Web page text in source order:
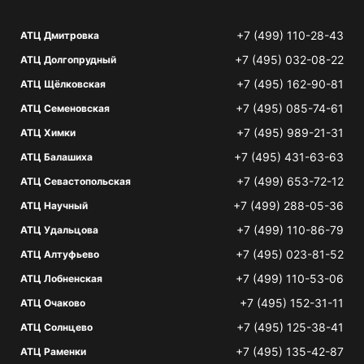
АТЦ Дмитровка +7 (499) 110-28-43
АТЦ Долгопрудный +7 (495) 032-08-22
АТЦ Щёлковская +7 (495) 162-90-81
АТЦ Семеновская +7 (495) 085-74-61
АТЦ Химки +7 (495) 989-21-31
АТЦ Балашиха +7 (495) 431-63-63
АТЦ Севастопольская +7 (499) 653-72-12
АТЦ Научный +7 (499) 288-05-36
АТЦ Удальцова +7 (499) 110-86-79
АТЦ Алтуфьево +7 (495) 023-81-52
АТЦ Лобненская +7 (499) 110-53-06
АТЦ Очаково +7 (495) 152-31-11
АТЦ Солнцево +7 (495) 125-38-41
АТЦ Раменки +7 (495) 135-42-87